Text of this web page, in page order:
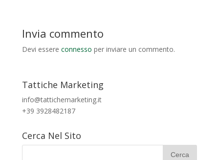
Invia commento
Devi essere connesso per inviare un commento.
Tattiche Marketing
info@tattichemarketing.it
+39 3928482187
Cerca Nel Sito